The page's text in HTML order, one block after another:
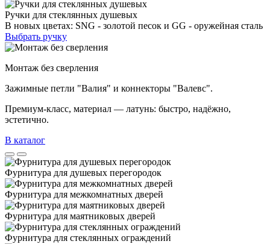
Ручки для стеклянных душевых
В новых цветах: SNG - золотой песок и GG - оружейная сталь
Выбрать ручку
Монтаж без сверления
Зажимные петли "Валия" и коннекторы "Валевс".
Премиум‑класс, материал — латунь: быстро, надёжно,
эстетично.
В каталог
Фурнитура для душевых перегородок
Фурнитура для межкомнатных дверей
Фурнитура для маятниковых дверей
Фурнитура для стеклянных ограждений